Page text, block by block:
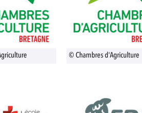
© Chambres d'Agriculture